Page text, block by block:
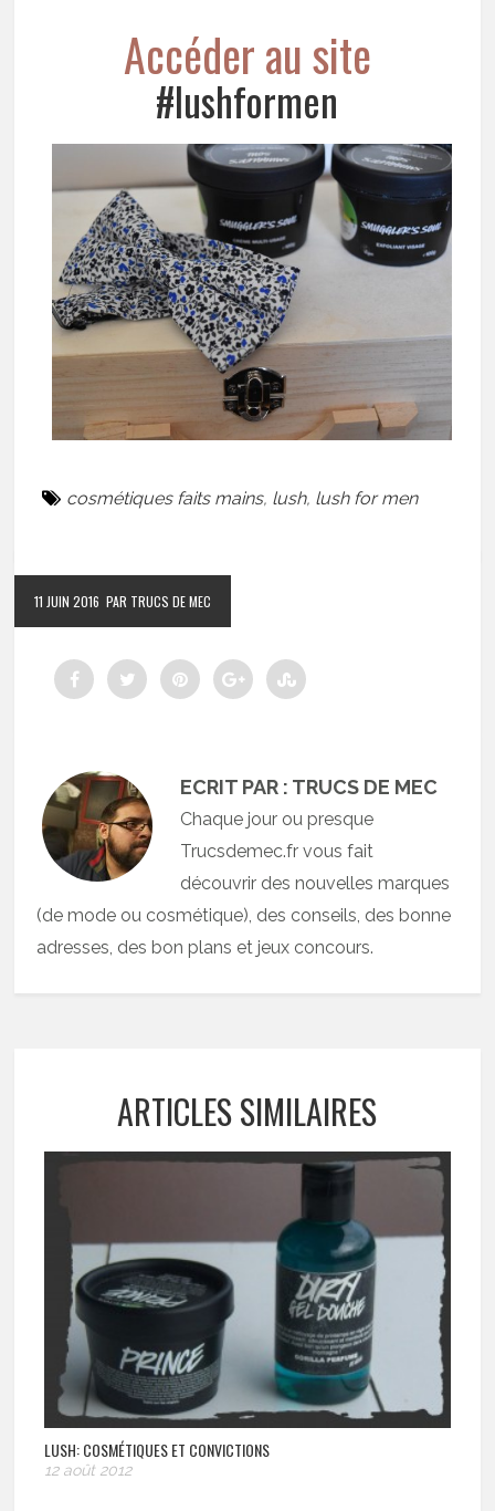
Accéder au site
#lushformen
cosmétiques faits mains, lush, lush for men
11 JUIN 2016 PAR TRUCS DE MEC
ECRIT PAR : TRUCS DE MEC
Chaque jour ou presque
Trucsdemec.fr vous fait
découvrir des nouvelles marques
(de mode ou cosmétique), des conseils, des bonne
adresses, des bon plans et jeux concours.
ARTICLES SIMILAIRES
LUSH: COSMÉTIQUES ET CONVICTIONS
12 août 2012